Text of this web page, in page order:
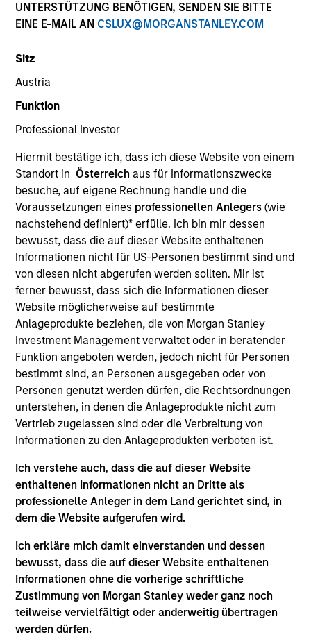
UNTERSTÜTZUNG BENÖTIGEN, SENDEN SIE BITTE
EINE E-MAIL AN CSLUX@MORGANSTANLEY.COM
Sitz
Austria
Funktion
Professional Investor
Hiermit bestätige ich, dass ich diese Website von einem
Standort in Österreich aus für Informationszwecke
besuche, auf eigene Rechnung handle und die
Voraussetzungen eines professionellen Anlegers(wie
nachstehend definiert)* erfülle. Ich bin mir dessen
bewusst, dass die auf dieser Website enthaltenen
Informationen nicht für US-Personen bestimmt sind und
von diesen nicht abgerufen werden sollten. Mir ist
ferner bewusst, dass sich die Informationen dieser
Website möglicherweise auf bestimmte
Anlageprodukte beziehen, die von Morgan Stanley
Investment Management verwaltet oder in beratender
Funktion angeboten werden, jedoch nicht für Personen
bestimmt sind, an Personen ausgegeben oder von
Personen genutzt werden dürfen, die Rechtsordnungen
unterstehen, in denen die Anlageprodukte nicht zum
Vertrieb zugelassen sind oder die Verbreitung von
Informationen zu den Anlageprodukten verboten ist.
Ich verstehe auch, dass die auf dieser Website
enthaltenen Informationen nicht an Dritte als
professionelle Anleger in dem Land gerichtet sind, in
dem die Website aufgerufen wird.
Ich erkläre mich damit einverstanden und dessen
bewusst, dass die auf dieser Website enthaltenen
Informationen ohne die vorherige schriftliche
Zustimmung von Morgan Stanley weder ganz noch
teilweise vervielfältigt oder anderweitig übertragen
werden dürfen.
YEARS OF INDUSTRY EXPERIENCE
David is a managing director of Eaton Vance
Distributors, Inc., part of Morgan Stanley
Investment Management (MSIM). He is the national
director of Eaton Vance Advisor Institute, which he
founded in 2008. Prior to this role, he was a
member of the Wealth Management Solutions
Group, supporting some of Eaton Vance’s most
sophisticated strategies. Morgan Stanley acquired
Eaton Vance in March 2021. David has been a
student of the financial advisory experience for the
better part of four decades. David has been a highly
sought-after speaker at many industry conferences.
He brings a unique client perspective to his
provocative and inspiring podium style and his
highly practical in-the-trenches advisor-coaching
financial advisor community, including four books
with Alan Parisse: “Questions Great Financial
Advisors Ask and Investors Need to Know,” both
editions of “This Is Your Time” and “Client Primacy:
Inspiring Intentional Outcomes.” David also co-
authored “The Charismatic Advisor®” and, most
recently, “Chasing Positivity®” with Robert Brooks,
Ph.D. David earned a B.A. and master’s degree in
public policy analysis from the University of
Rochester and a J.D. from the University of